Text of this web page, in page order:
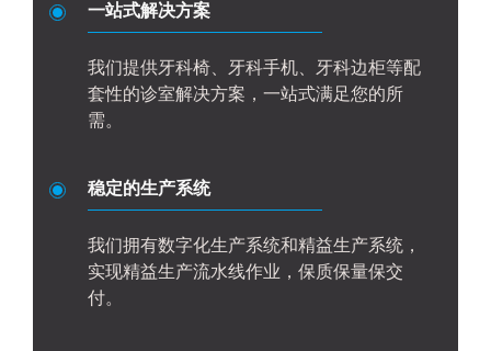
一站式解决方案
我们提供牙科椅、牙科手机、牙科边柜等配
套性的诊室解决方案，一站式满足您的所
需。
稳定的生产系统
我们拥有数字化生产系统和精益生产系统，
实现精益生产流水线作业，保质保量保交
付。